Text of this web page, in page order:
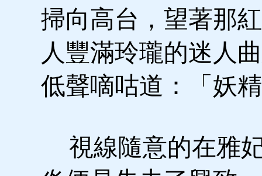
掃向高台，望著那
人豐滿玲瓏的迷人
低聲嘀咕道：「妖
視線隨意的在雅